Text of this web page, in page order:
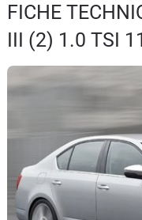
Essais
Guide
d'achat
Utilitaires
Flottes
FICHE
III (2) 1.0 TSI